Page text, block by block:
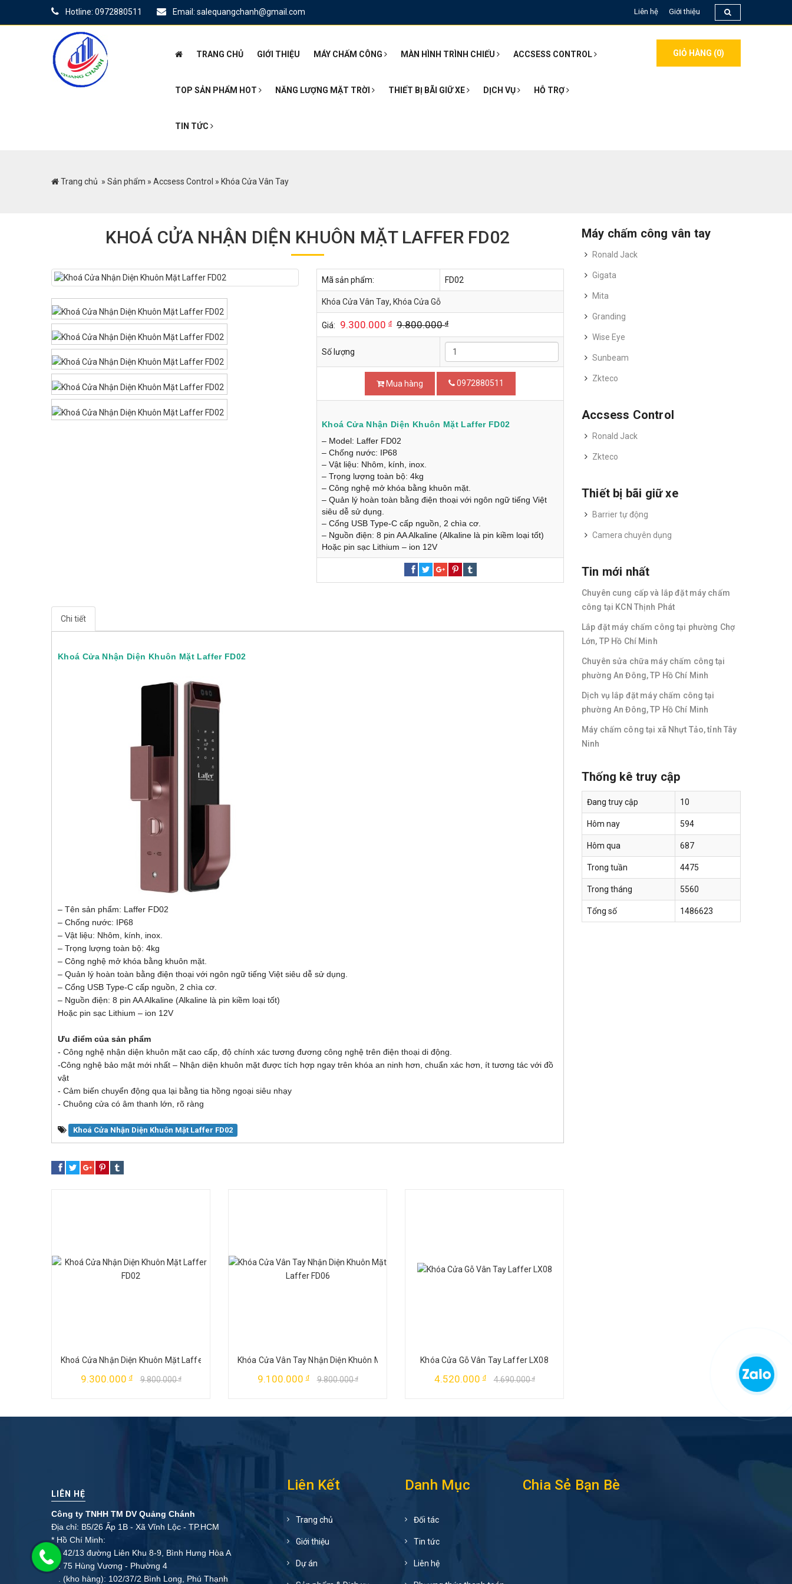
Hotline: 0972880511 Email: salequangchanh@gmail.com Liên hệ Giới thiệu
TRANG CHỦ GIỚI THIỆU MÁY CHẤM CÔNG MÀN HÌNH TRÌNH CHIẾU ACCSESS CONTROL
TOP SẢN PHẨM HOT NĂNG LƯỢNG MẶT TRỜI THIẾT BỊ BÃI GIỮ XE DỊCH VỤ HỖ TRỢ
TIN TỨC
GIỎ HÀNG (0)
Trang chủ » Sản phẩm » Accsess Control » Khóa Cửa Vân Tay
KHOÁ CỬA NHẬN DIỆN KHUÔN MẶT LAFFER FD02
Mã sản phẩm: FD02
Khóa Cửa Vân Tay, Khóa Cửa Gỗ
Giá: 9.300.000 đ 9.800.000đ
Số lượng
Mua hàng 0972880511
Khoá Cửa Nhận Diện Khuôn Mặt Laffer FD02
– Model: Laffer FD02
– Chống nước: IP68
– Vật liệu: Nhôm, kính, inox.
– Trọng lượng toàn bộ: 4kg
– Công nghệ mở khóa bằng khuôn mặt.
– Quản lý hoàn toàn bằng điện thoại với ngôn ngữ tiếng Việt
siêu dễ sử dụng.
– Cổng USB Type-C cấp nguồn, 2 chìa cơ.
– Nguồn điện: 8 pin AA Alkaline (Alkaline là pin kiềm loại tốt)
Hoặc pin sạc Lithium – ion 12V
Chi tiết
Khoá Cửa Nhận Diện Khuôn Mặt Laffer FD02
– Tên sản phẩm: Laffer FD02
– Chống nước: IP68
– Vật liệu: Nhôm, kính, inox.
– Trọng lượng toàn bộ: 4kg
– Công nghệ mở khóa bằng khuôn mặt.
– Quản lý hoàn toàn bằng điện thoại với ngôn ngữ tiếng Việt siêu dễ sử dụng.
– Cổng USB Type-C cấp nguồn, 2 chìa cơ.
– Nguồn điện: 8 pin AA Alkaline (Alkaline là pin kiềm loại tốt)
Hoặc pin sạc Lithium – ion 12V
Ưu điểm của sản phẩm
- Công nghệ nhận diện khuôn mặt cao cấp, độ chính xác tương đương công nghệ trên điện thoại di động.
-Công nghệ bảo mật mới nhất – Nhận diện khuôn mặt được tích hợp ngay trên khóa an ninh hơn, chuẩn xác hơn, ít tương tác với đồ
vật
- Cảm biến chuyển động qua lại bằng tia hồng ngoại siêu nhạy
- Chuông cửa có âm thanh lớn, rõ ràng
Khoá Cửa Nhận Diện Khuôn Mặt Laffer FD02
Máy chấm công vân tay
Ronald Jack
Gigata
Mita
Granding
Wise Eye
Sunbeam
Zkteco
Accsess Control
Ronald Jack
Zkteco
Thiết bị bãi giữ xe
Barrier tự động
Camera chuyên dụng
Tin mới nhất
Chuyên cung cấp và lắp đặt máy chấm
công tại KCN Thịnh Phát
Lắp đặt máy chấm công tại phường Chợ
Lớn, TP Hồ Chí Minh
Chuyên sửa chữa máy chấm công tại
phường An Đông, TP Hồ Chí Minh
Dịch vụ lắp đặt máy chấm công tại
phường An Đông, TP Hồ Chí Minh
Máy chấm công tại xã Nhựt Tảo, tỉnh Tây
Ninh
Thống kê truy cập
Đang truy cập 10
Hôm nay 594
Hôm qua 687
Trong tuần 4475
Trong tháng 5560
Tổng số 1486623
Khoá Cửa Nhận Diện Khuôn Mặt Laffer FD02
9.300.000đ 9.800.000đ
Khóa Cửa Vân Tay Nhận Diện Khuôn Mặt Laffer FD06
9.100.000đ 9.800.000đ
Khóa Cửa Gỗ Vân Tay Laffer LX08
4.520.000đ 4.690.000đ
LIÊN HỆ
Công ty TNHH TM DV Quảng Chánh
Địa chỉ: B5/26 Ấp 1B - Xã Vĩnh Lộc - TP.HCM
* Hồ Chí Minh:
. 42/13 đường Liên Khu 8-9, Bình Hưng Hòa A
. 75 Hùng Vương - Phường 4
. (kho hàng): 102/37/2 Bình Long, Phú Thạnh
Liên Kết
Trang chủ
Giới thiệu
Dự án
Danh Mục
Đối tác
Tin tức
Liên hệ
Chia Sẻ Bạn Bè